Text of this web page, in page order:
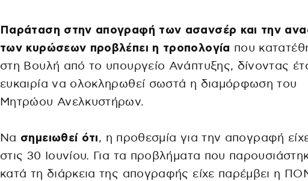
Παράταση στην απογραφή των ασανσέρ και την
των κυρώσεων προβλέπει η τροπολογία που
στη Βουλή από το υπουργείο Ανάπτυξης, δίνοντας
ευκαιρία να ολοκληρωθεί σωστά η διαμόρφωση του
Μητρώου Ανελκυστήρων.
Να σημειωθεί ότι, η προθεσμία για την απογραφή
στις 30 Ιουνίου. Για τα προβλήματα που
κατά τη διάρκεια της απογραφής είχε παρέμβει η